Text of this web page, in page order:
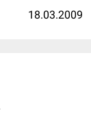
18.03.2009